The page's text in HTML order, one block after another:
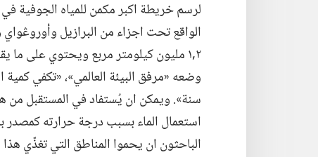
لرسم خريطة اكبر مكمن للمياه الجوفية
الواقع تحت اجزاء من البرازيل وأوروڠواي
سنة».‏ ويمكن ان يُستفاد في المستقبل من
استعمال الماء بسبب درجة حرارته كمصدر
الباحثون ان يحموا المناطق التي تغذّي